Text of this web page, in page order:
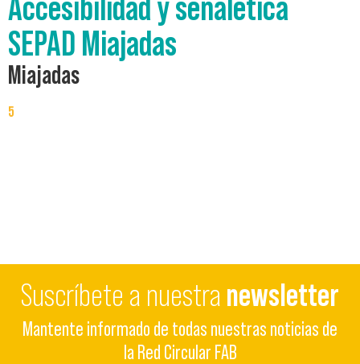
SEPAD Miajadas
Miajadas
5
Suscríbete a nuestra newsletter
Mantente informado de todas nuestras noticias de
la Red Circular FAB